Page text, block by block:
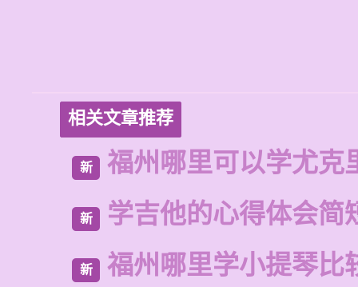
相关文章推荐
新 福州哪里可以学尤克
新 学吉他的心得体会简
新 福州哪里学小提琴比